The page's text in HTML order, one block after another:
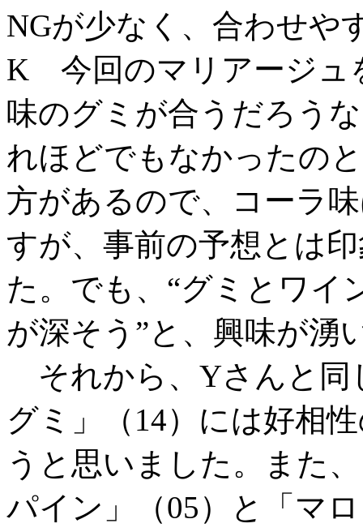
NGが少なく、合わせや
K 今回のマリアージュ
味のグミが合うだろう
れほどでもなかったの
方があるので、コーラ
すが、事前の予想とは
た。でも、“グミとワイ
が深そう”と、興味が湧
それから、Yさんと同
グミ」（14）には好相
うと思いました。また
パイン」（05）と「マ